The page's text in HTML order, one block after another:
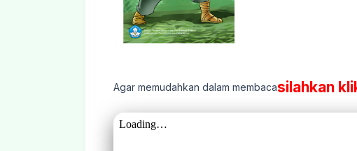
Agar memudahkan dalam membacasilahkan